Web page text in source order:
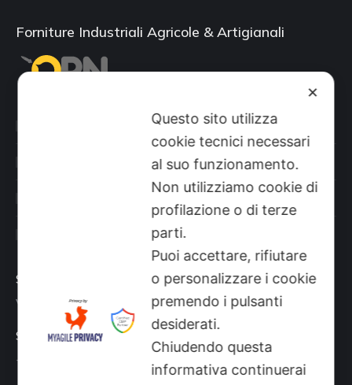
Forniture Industriali Agricole & Artigianali
Sede
Via Busano, 56, Favria (TO)
Supporto Tecnico
+39 0124 34071
✕
Questo sito utilizza
cookie tecnici necessari
al suo funzionamento.
Non utilizziamo cookie di
profilazione o di terze
parti.
Puoi accettare, rifiutare
o personalizzare i cookie
premendo i pulsanti
desiderati.
Chiudendo questa
informativa continuerai